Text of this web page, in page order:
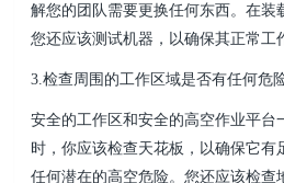
解您的团队需要更换任何东西。在装
您还应该测试机器，以确保其正常工
3.检查周围的工作区域是否有任何危险
安全的工作区和安全的高空作业平台
时，你应该检查天花板，以确保它有
任何潜在的高空危险。您还应该检查